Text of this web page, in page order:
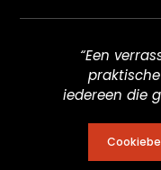
“Een
iedereen die